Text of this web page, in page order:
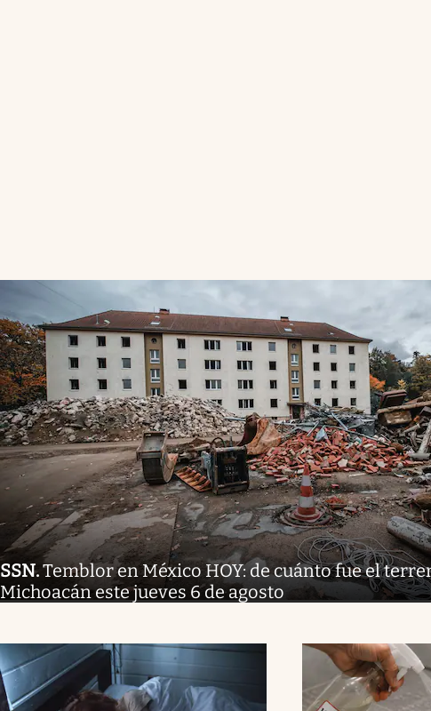
SSN.Temblor en México HOY: de cuánto fue el
Michoacán este jueves 6 de agosto